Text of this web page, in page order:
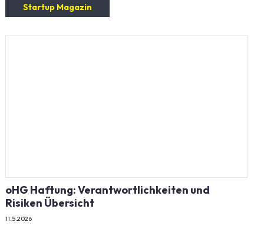
Startup Magazin
oHG Haftung: Verantwortlichkeiten und
Risiken Übersicht
11.5.2026